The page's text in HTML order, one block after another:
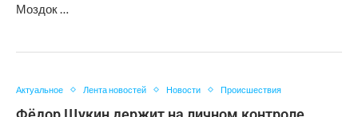
Моздок …
Актуальное Лента новостей Новости Происшествия